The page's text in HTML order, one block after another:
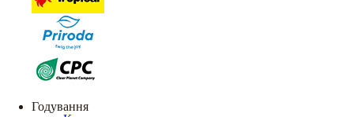
Годування